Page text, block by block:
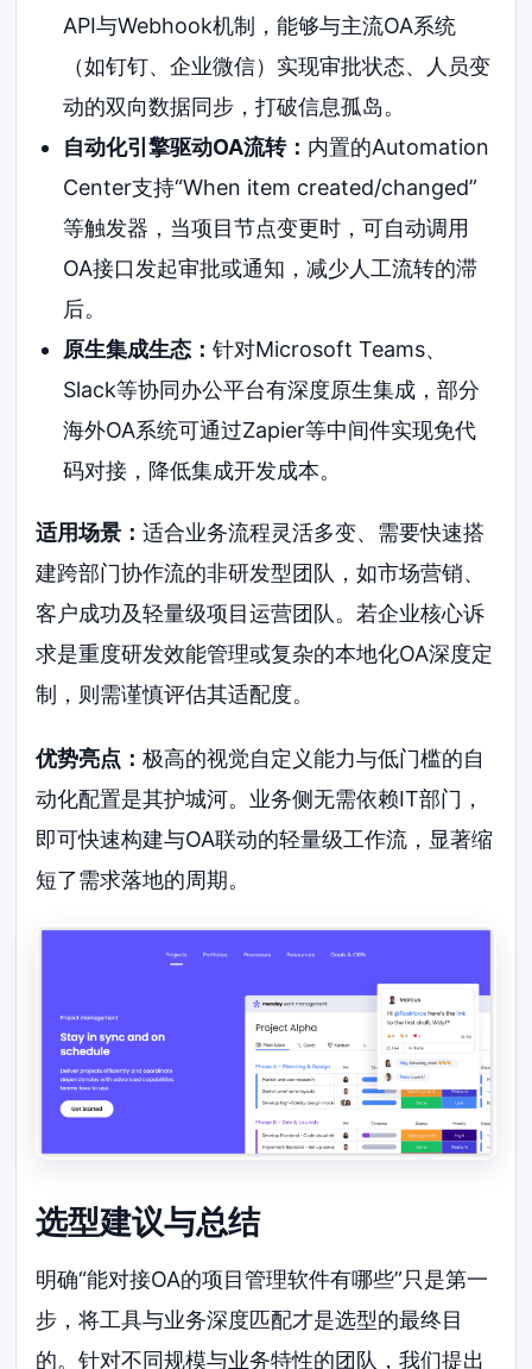
API与Webhook机制，能够与主流OA系统
（如钉钉、企业微信）实现审批状态、人员变
动的双向数据同步，打破信息孤岛。
自动化引擎驱动OA流转： 内置的Automation
Center支持“When item created/changed”
等触发器，当项目节点变更时，可自动调用
OA接口发起审批或通知，减少人工流转的滞
后。
原生集成生态： 针对Microsoft Teams、
Slack等协同办公平台有深度原生集成，部分
海外OA系统可通过Zapier等中间件实现免代
码对接，降低集成开发成本。
适用场景：适合业务流程灵活多变、需要快速搭
建跨部门协作流的非研发型团队，如市场营销、
客户成功及轻量级项目运营团队。若企业核心诉
求是重度研发效能管理或复杂的本地化OA深度定
制，则需谨慎评估其适配度。
优势亮点：极高的视觉自定义能力与低门槛的自
动化配置是其护城河。业务侧无需依赖IT部门，
即可快速构建与OA联动的轻量级工作流，显著缩
短了需求落地的周期。
选型建议与总结
明确“能对接OA的项目管理软件有哪些”只是第一
步，将工具与业务深度匹配才是选型的最终目
的。针对不同规模与业务特性的团队，我们提出